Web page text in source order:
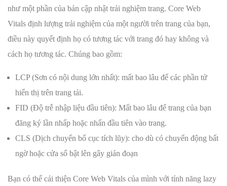
như một phần của bản cập nhật trải nghiệm trang. Core Web
Vitals định lượng trải nghiệm của một người trên trang của bạn,
điều này quyết định họ có tương tác với trang đó hay không và
cách họ tương tác. Chúng bao gồm:
LCP (Sơn có nội dung lớn nhất): mất bao lâu để các phần tử
hiển thị trên trang tải.
FID (Độ trễ nhập liệu đầu tiên): Mất bao lâu để trang của bạn
đăng ký lần nhấp hoặc nhấn đầu tiên vào trang.
CLS (Dịch chuyển bố cục tích lũy): cho dù có chuyển động bất
ngờ hoặc cửa sổ bật lên gây gián đoạn
Bạn có thể cải thiện Core Web Vitals của mình với tính năng lazy